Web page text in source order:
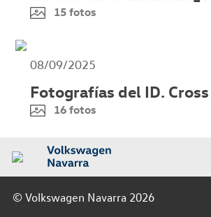
15 fotos
08/09/2025
Fotografías del ID. Cross
16 fotos
© Volkswagen Navarra 2026